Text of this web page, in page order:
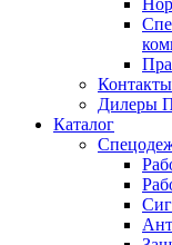
Контакты
Дилеры
Каталог